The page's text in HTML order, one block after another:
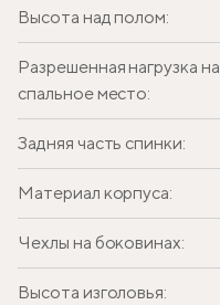
Высота над полом:
Разрешенная нагрузка на
спальное место:
Задняя часть спинки:
Материал корпуса:
Чехлы на боковинах:
Высота изголовья: